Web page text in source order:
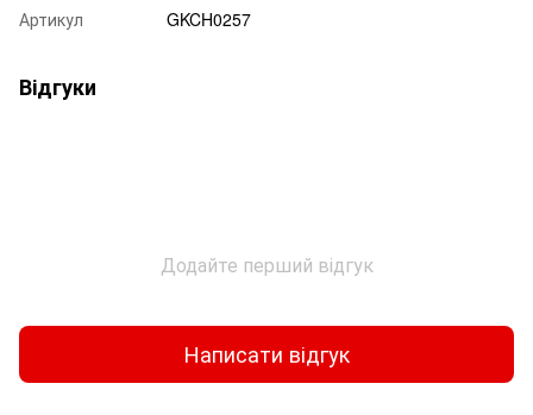
Артикул
GKCH0257
Відгуки
Додайте перший відгук
Написати відгук